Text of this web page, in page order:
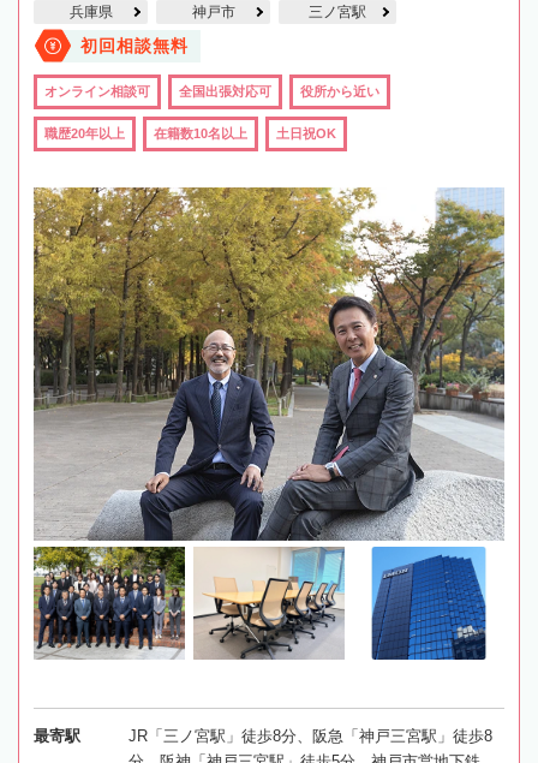
兵庫県 神戸市 三ノ宮駅
初回相談無料
オンライン相談可 全国出張対応可 役所から近い
職歴20年以上 在籍数10名以上 土日祝OK
最寄駅
JR「三ノ宮駅」徒歩8分、阪急「神戸三宮駅」徒歩8